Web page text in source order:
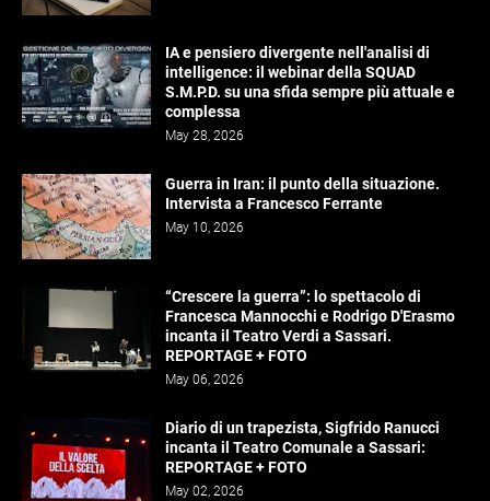
IA e pensiero divergente nell'analisi di
intelligence: il webinar della SQUAD
S.M.P.D. su una sfida sempre più attuale e
complessa
May 28, 2026
Guerra in Iran: il punto della situazione.
Intervista a Francesco Ferrante
May 10, 2026
“Crescere la guerra”: lo spettacolo di
Francesca Mannocchi e Rodrigo D'Erasmo
incanta il Teatro Verdi a Sassari.
REPORTAGE + FOTO
May 06, 2026
Diario di un trapezista, Sigfrido Ranucci
incanta il Teatro Comunale a Sassari:
REPORTAGE + FOTO
May 02, 2026